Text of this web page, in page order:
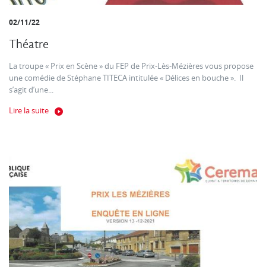
02/11/22
Théatre
La troupe « Prix en Scène » du FEP de Prix-Lès-Mézières vous propose
une comédie de Stéphane TITECA intitulée « Délices en bouche ». Il
s’agit d’une...
Lire la suite